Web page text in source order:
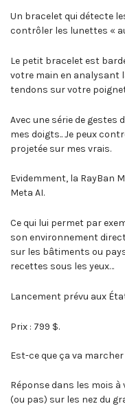
Un bracelet qui détecte
contrôler les lunettes «
Le petit bracelet est
votre main en analysant
tendons sur votre
Avec une série de gestes
mes doigts.. Je peux
projetée sur mes vrais.
Evidemment, la RayBan
Meta AI.
Ce qui lui permet par
son environnement
sur les bâtiments ou
recettes sous les yeux…
Lancement prévu aux
Prix : 799 $.
Est-ce que ça va marcher
Réponse dans les mois
(ou pas) sur les nez du